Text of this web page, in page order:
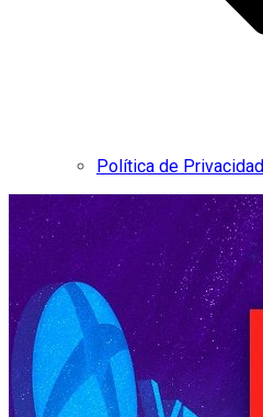
Política de Privacidad